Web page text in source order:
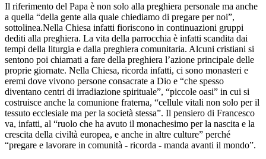
Il riferimento del Papa è non solo alla preghiera personale ma anche
a quella “della gente alla quale chiediamo di pregare per noi”,
sottolinea.Nella Chiesa infatti fioriscono in continuazioni gruppi
dediti alla preghiera. La vita della parrocchia è infatti scandita dai
tempi della liturgia e dalla preghiera comunitaria. Alcuni cristiani si
sentono poi chiamati a fare della preghiera l’azione principale delle
proprie giornate. Nella Chiesa, ricorda infatti, ci sono monasteri e
eremi dove vivono persone consacrate a Dio e “che spesso
diventano centri di irradiazione spirituale”, “piccole oasi” in cui si
costruisce anche la comunione fraterna, “cellule vitali non solo per il
tessuto ecclesiale ma per la società stessa”. Il pensiero di Francesco
va, infatti, al “ruolo che ha avuto il monachesimo per la nascita e la
crescita della civiltà europea, e anche in altre culture” perché
“pregare e lavorare in comunità - ricorda - manda avanti il mondo”.